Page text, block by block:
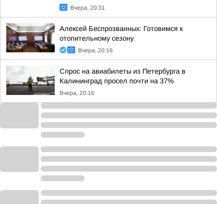
Вчера, 20:31
Алексей Беспрозванных: Готовимся к
отопительному сезону
Вчера, 20:16
Спрос на авиабилеты из Петербурга в
Калининград просел почти на 37%
Вчера, 20:16